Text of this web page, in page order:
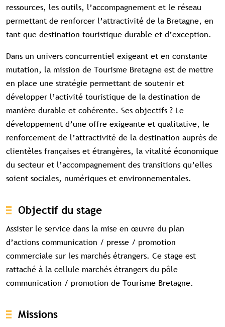
ressources, les outils, l’accompagnement et le réseau
permettant de renforcer l’attractivité de la Bretagne, en
tant que destination touristique durable et d’exception.
Dans un univers concurrentiel exigeant et en constante
mutation, la mission de Tourisme Bretagne est de mettre
en place une stratégie permettant de soutenir et
développer l’activité touristique de la destination de
manière durable et cohérente. Ses objectifs ? Le
développement d’une offre exigeante et qualitative, le
renforcement de l’attractivité de la destination auprès de
clientèles françaises et étrangères, la vitalité économique
du secteur et l’accompagnement des transitions qu’elles
soient sociales, numériques et environnementales.
Objectif du stage
Assister le service dans la mise en œuvre du plan
d’actions communication / presse / promotion
commerciale sur les marchés étrangers. Ce stage est
rattaché à la cellule marchés étrangers du pôle
communication / promotion de Tourisme Bretagne.
Missions